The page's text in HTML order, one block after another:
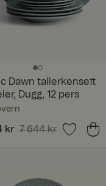
Dawn tallerkensett
Dugg, 12 pers
pris:
kr 7 644 kr